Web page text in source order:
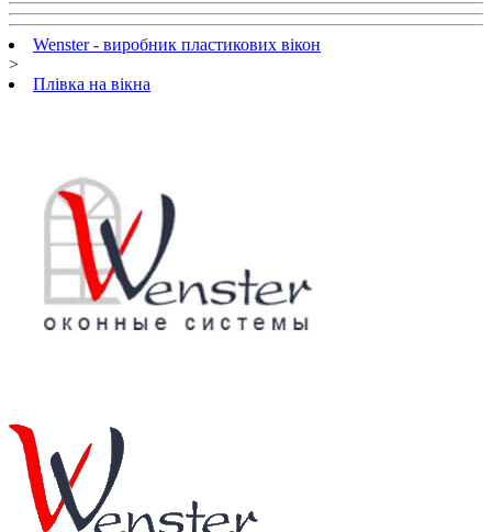
Wenster - виробник пластикових вікон
>
Плівка на вікна